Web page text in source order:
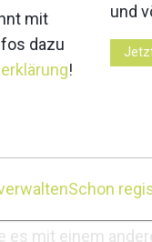
mit einem
mit
dazu
!
und
Schon